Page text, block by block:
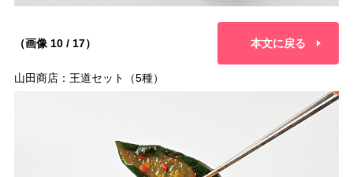
（画像 10 / 17） 本文に戻る
山田商店：王道セット（5種）